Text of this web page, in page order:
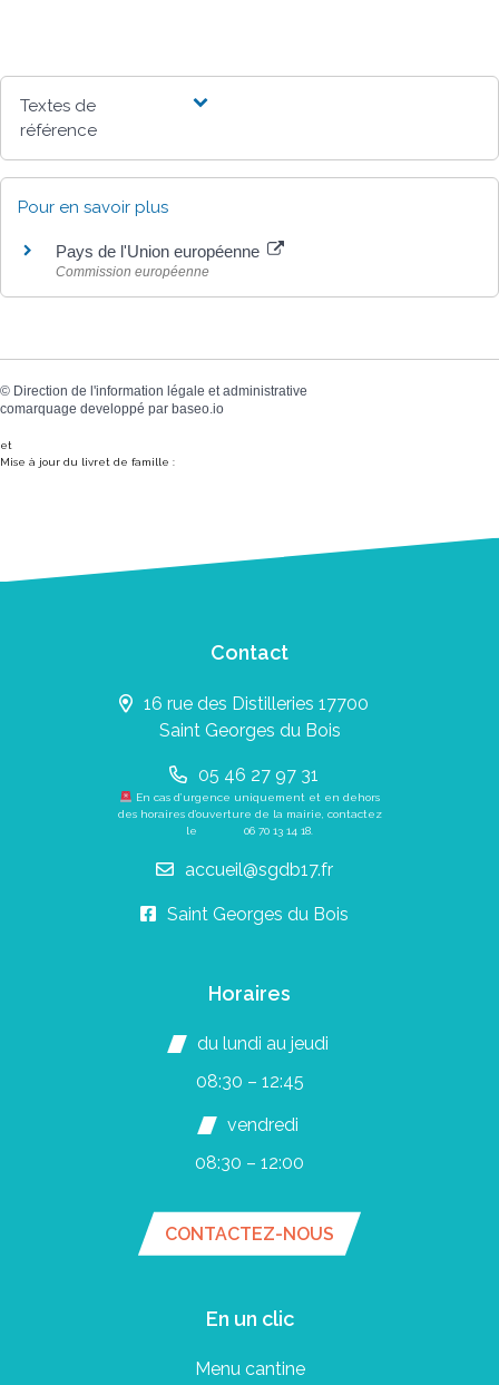
Textes de
référence
Pour en savoir plus
Pays de l'Union européenne
Commission européenne
© Direction de l'information légale et administrative
comarquage developpé par baseo.io
et
Mise à jour du livret de famille :
Contact
16 rue des Distilleries 17700
Saint Georges du Bois
05 46 27 97 31
En cas d’urgence uniquement et en dehors
des horaires d’ouverture de la mairie, contactez
le 06 70 13 14 18
accueil@sgdb17.fr
Saint Georges du Bois
Horaires
du lundi au jeudi
08:30 – 12:45
vendredi
08:30 – 12:00
CONTACTEZ-NOUS
En un clic
Menu cantine